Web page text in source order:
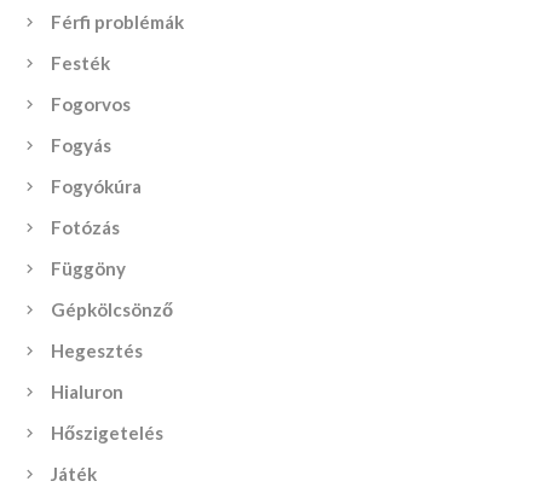
Férfi problémák
Festék
Fogorvos
Fogyás
Fogyókúra
Fotózás
Függöny
Gépkölcsönző
Hegesztés
Hialuron
Hőszigetelés
Játék